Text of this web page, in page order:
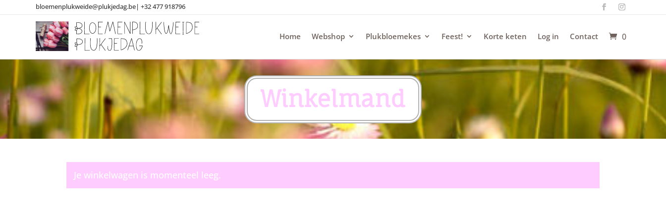
bloemenplukweide@plukjedag.be| +32 477 918796
Home Webshop Plukbloemekes Feest! Korte keten Log in Contact 0
Winkelmand
Je winkelwagen is momenteel leeg.